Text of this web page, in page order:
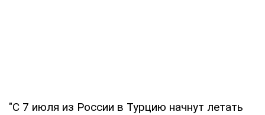
"С 7 июля из России в Турцию начнут летать